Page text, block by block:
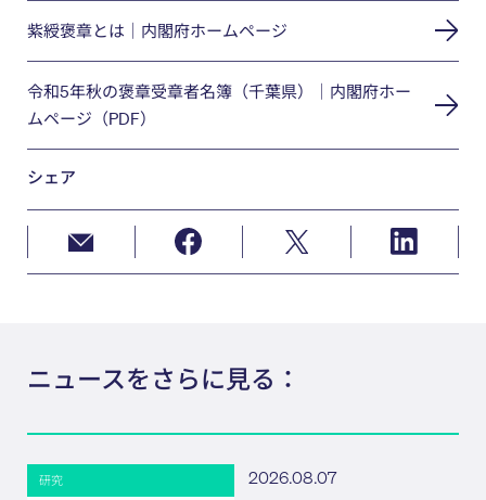
紫綬褒章とは｜内閣府ホームページ
令和5年秋の褒章受章者名簿（千葉県）｜内閣府ホー
ムページ（PDF）
シェア
ニュースをさらに見る：
研究 2026.08.07